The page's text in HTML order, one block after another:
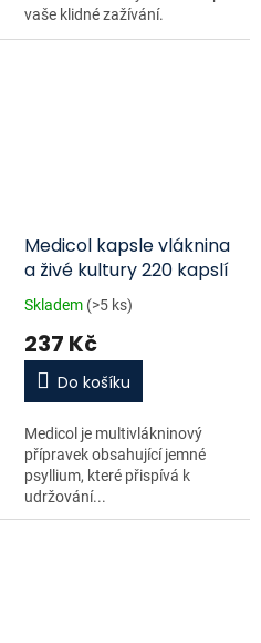
vaše klidné zažívání.
Medicol kapsle vláknina
a živé kultury 220 kapslí
Skladem (>5 ks)
237 Kč
Do košíku
Medicol je multivlákninový
přípravek obsahující jemné
psyllium, které přispívá k
udržování...